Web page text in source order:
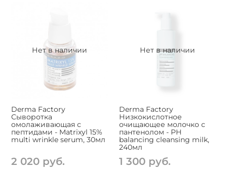
Нет в наличии
Derma Factory
Сыворотка
омолаживающая с
пептидами - Matrixyl 15%
multi wrinkle serum, 30мл
2 020 руб.
Нет в наличии
Derma Factory
Низкокислотное
очищающее молочко с
пантенолом - PH
balancing cleansing milk,
240мл
1 300 руб.